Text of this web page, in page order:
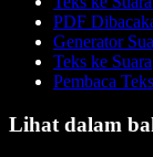
PDF
Generator
Teks ke Suara
Pembaca Teks
Lihat dalam